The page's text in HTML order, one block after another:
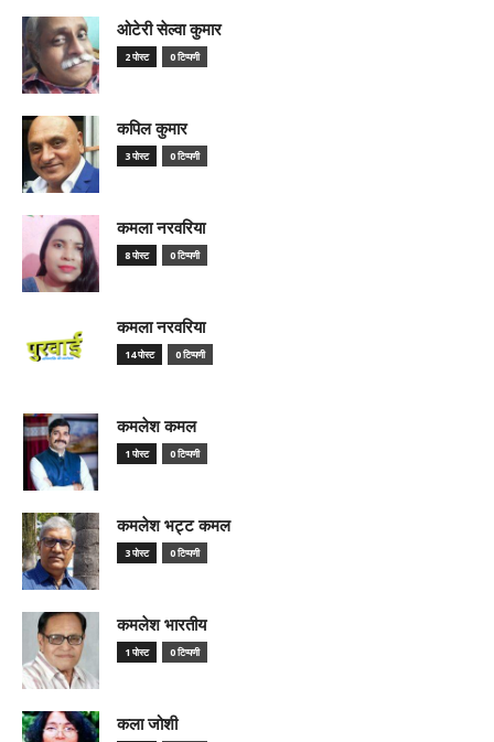
ओटेरी सेल्वा कुमार
2 पोस्ट 0 टिप्पणी
कपिल कुमार
3 पोस्ट 0 टिप्पणी
कमला नरवरिया
8 पोस्ट 0 टिप्पणी
कमला नरवरिया
14 पोस्ट 0 टिप्पणी
कमलेश कमल
1 पोस्ट 0 टिप्पणी
कमलेश भट्ट कमल
3 पोस्ट 0 टिप्पणी
कमलेश भारतीय
1 पोस्ट 0 टिप्पणी
कला जोशी